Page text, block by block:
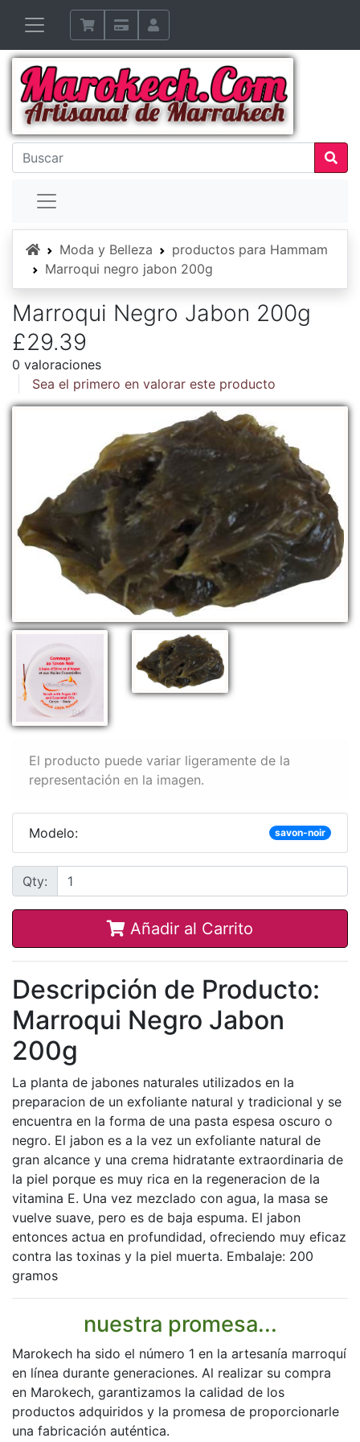
InicioModa y Belleza
productos para Hammam
Marroqui negro jabon 200g
Marroqui Negro Jabon 200g
£29.39
0 valoraciones
Sea el primero en valorar este producto
El producto puede variar ligeramente de la
representación en la imagen.
Modelo: savon-noir
Qty:
Añadir al Carrito
Descripción de Producto:
Marroqui Negro Jabon
200g
La planta de jabones naturales utilizados en la
preparacion de un exfoliante natural y tradicional y se
encuentra en la forma de una pasta espesa oscuro o
negro. El jabon es a la vez un exfoliante natural de
gran alcance y una crema hidratante extraordinaria de
la piel porque es muy rica en la regeneracion de la
vitamina E. Una vez mezclado con agua, la masa se
vuelve suave, pero es de baja espuma. El jabon
entonces actua en profundidad, ofreciendo muy eficaz
contra las toxinas y la piel muerta. Embalaje: 200
gramos
nuestra promesa...
Marokech ha sido el número 1 en la artesanía marroquí
en línea durante generaciones. Al realizar su compra
en Marokech, garantizamos la calidad de los
productos adquiridos y la promesa de proporcionarle
una fabricación auténtica.